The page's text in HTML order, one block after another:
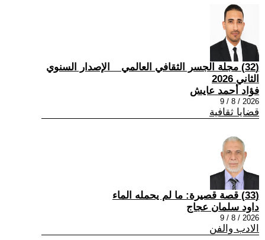
(32) مجلة الجسر الثقافي العالمي _ الإصدار السنوي
الثاني 2026
فؤاد أحمد عايش
2026 / 8 / 9
قضايا ثقافية
(33) قصة قصيرة: ما لم يحمله الماء
داود سلمان عجاج
2026 / 8 / 9
الادب والفن